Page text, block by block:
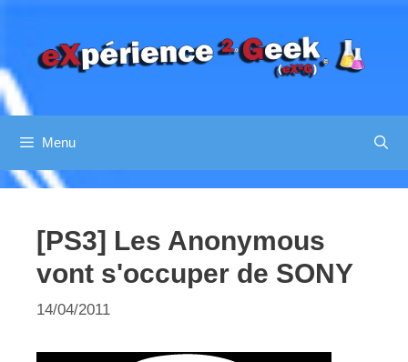
contenu
Menu
[PS3] Les Anonymous
vont s'occuper de SONY
14/04/2011